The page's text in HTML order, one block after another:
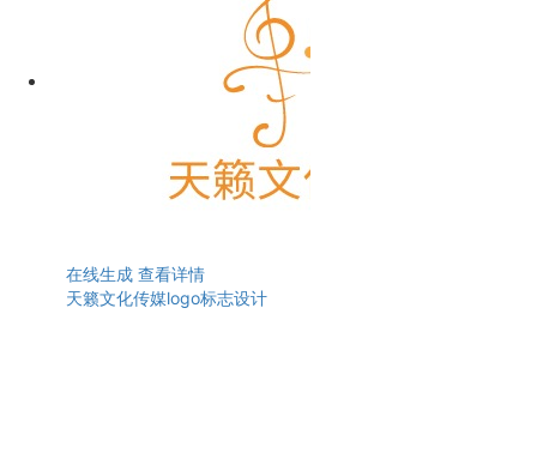
在线生成 查看详情
天籁文化传媒logo标志设计